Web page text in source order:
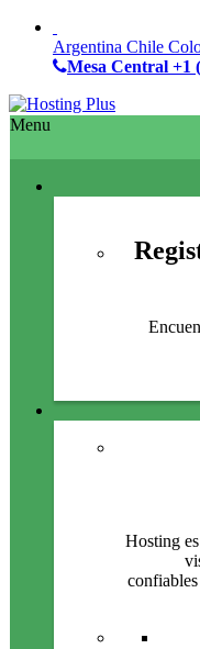
Argentina Chile
Mesa Central +1
Menu
Hosting
confiables